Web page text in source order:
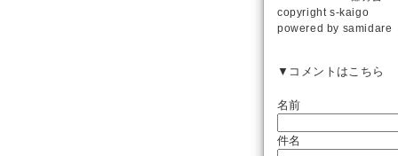
copyright s-kaigo
powered by samidare
▼コメントはこちら
名前
件名